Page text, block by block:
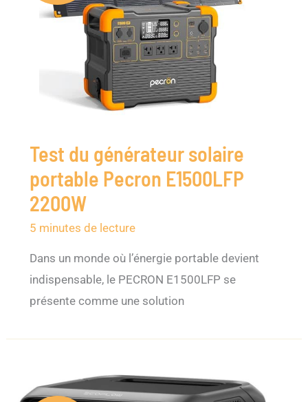
Test du générateur solaire
portable Pecron E1500LFP
2200W
5 minutes de lecture
Dans un monde où l’énergie portable devient
indispensable, le PECRON E1500LFP se
présente comme une solution